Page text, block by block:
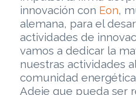
innovación con Eon,
alemana, para el
actividades de
vamos a dedicar la
nuestras actividades
comunidad
Adeje que pueda ser